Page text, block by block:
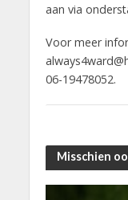
aan via
Voor meer
06-19478052.
Misschien